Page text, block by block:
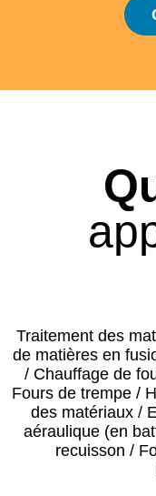
Traitement des
de matières en
/ Chauffage de
Fours de trempe /
des matériaux /
aéraulique (en
recuisson /